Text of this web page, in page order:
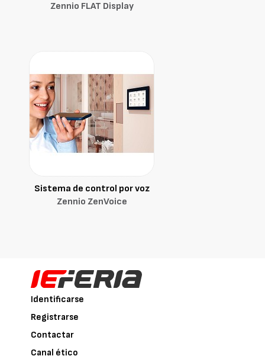
Zennio FLAT Display
Sistema de control por voz
Zennio ZenVoice
Identificarse
Registrarse
Contactar
Canal ético